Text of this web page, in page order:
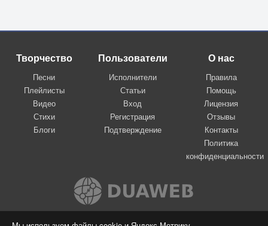
Творчество
Песни
Плейлисты
Видео
Стихи
Блоги
Пользователи
Исполнители
Статьи
Вход
Регистрация
Подтверждение
О нас
Правила
Помощь
Лицензия
Отзывы
Контакты
Политика
конфиденциальности
Вконтакте